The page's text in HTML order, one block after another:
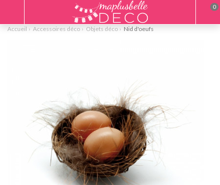
Accueil Accessoires déco Objets déco Nid d'oeufs
0